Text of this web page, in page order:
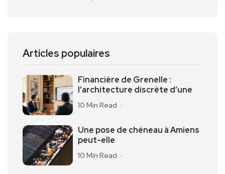
Articles populaires
Financière de Grenelle :
l’architecture discrète d’une
10 Min Read
Une pose de chéneau à Amiens
peut-elle
10 Min Read